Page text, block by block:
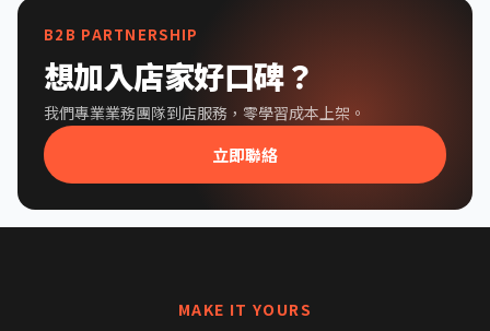
B2B PARTNERSHIP
想加入店家好口碑？
我們專業業務團隊到店服務，零學習成本上架。
立即聯絡
MAKE IT YOURS